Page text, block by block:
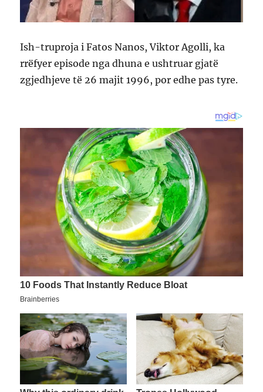
Ish-truproja i Fatos Nanos, Viktor Agolli, ka
rrëfyer episode nga dhuna e ushtruar gjatë
zgjedhjeve të 26 majit 1996, por edhe pas tyre.